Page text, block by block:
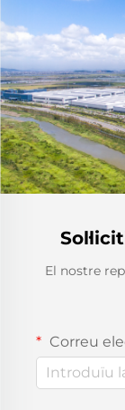
El nostre
Correu